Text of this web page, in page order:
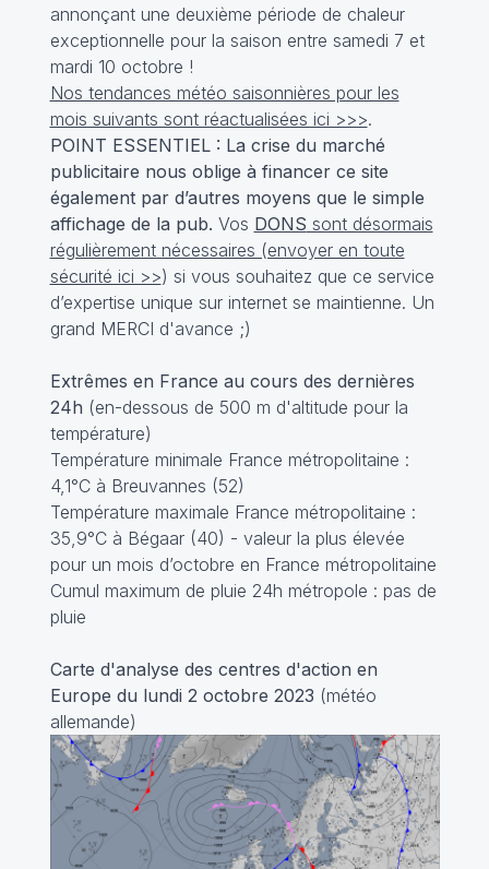
annonçant une deuxième période de chaleur
exceptionnelle pour la saison entre samedi 7 et
mardi 10 octobre !
Nos tendances météo saisonnières pour les
mois suivants sont réactualisées ici >>>.
POINT ESSENTIEL : La crise du marché
publicitaire nous oblige à financer ce site
également par d’autres moyens que le simple
affichage de la pub. Vos DONS sont désormais
régulièrement nécessaires (envoyer en toute
sécurité ici >>) si vous souhaitez que ce service
d’expertise unique sur internet se maintienne. Un
grand MERCI d'avance ;)
Extrêmes en France au cours des dernières
24h (en-dessous de 500 m d'altitude pour la
température)
Température minimale France métropolitaine :
4,1°C à Breuvannes (52)
Température maximale France métropolitaine :
35,9°C à Bégaar (40) - valeur la plus élevée
pour un mois d’octobre en France métropolitaine
Cumul maximum de pluie 24h métropole : pas de
pluie
Carte d'analyse des centres d'action en
Europe du lundi 2 octobre 2023 (météo
allemande)